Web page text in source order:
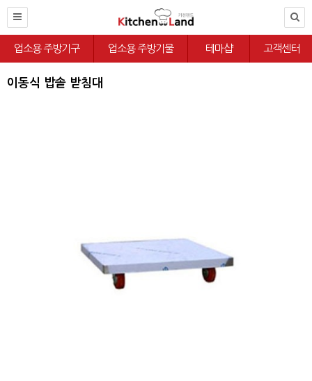
업소용 주방기구 업소용 주방기물 테마샵 고객센터
이동식 밥솥 받침대